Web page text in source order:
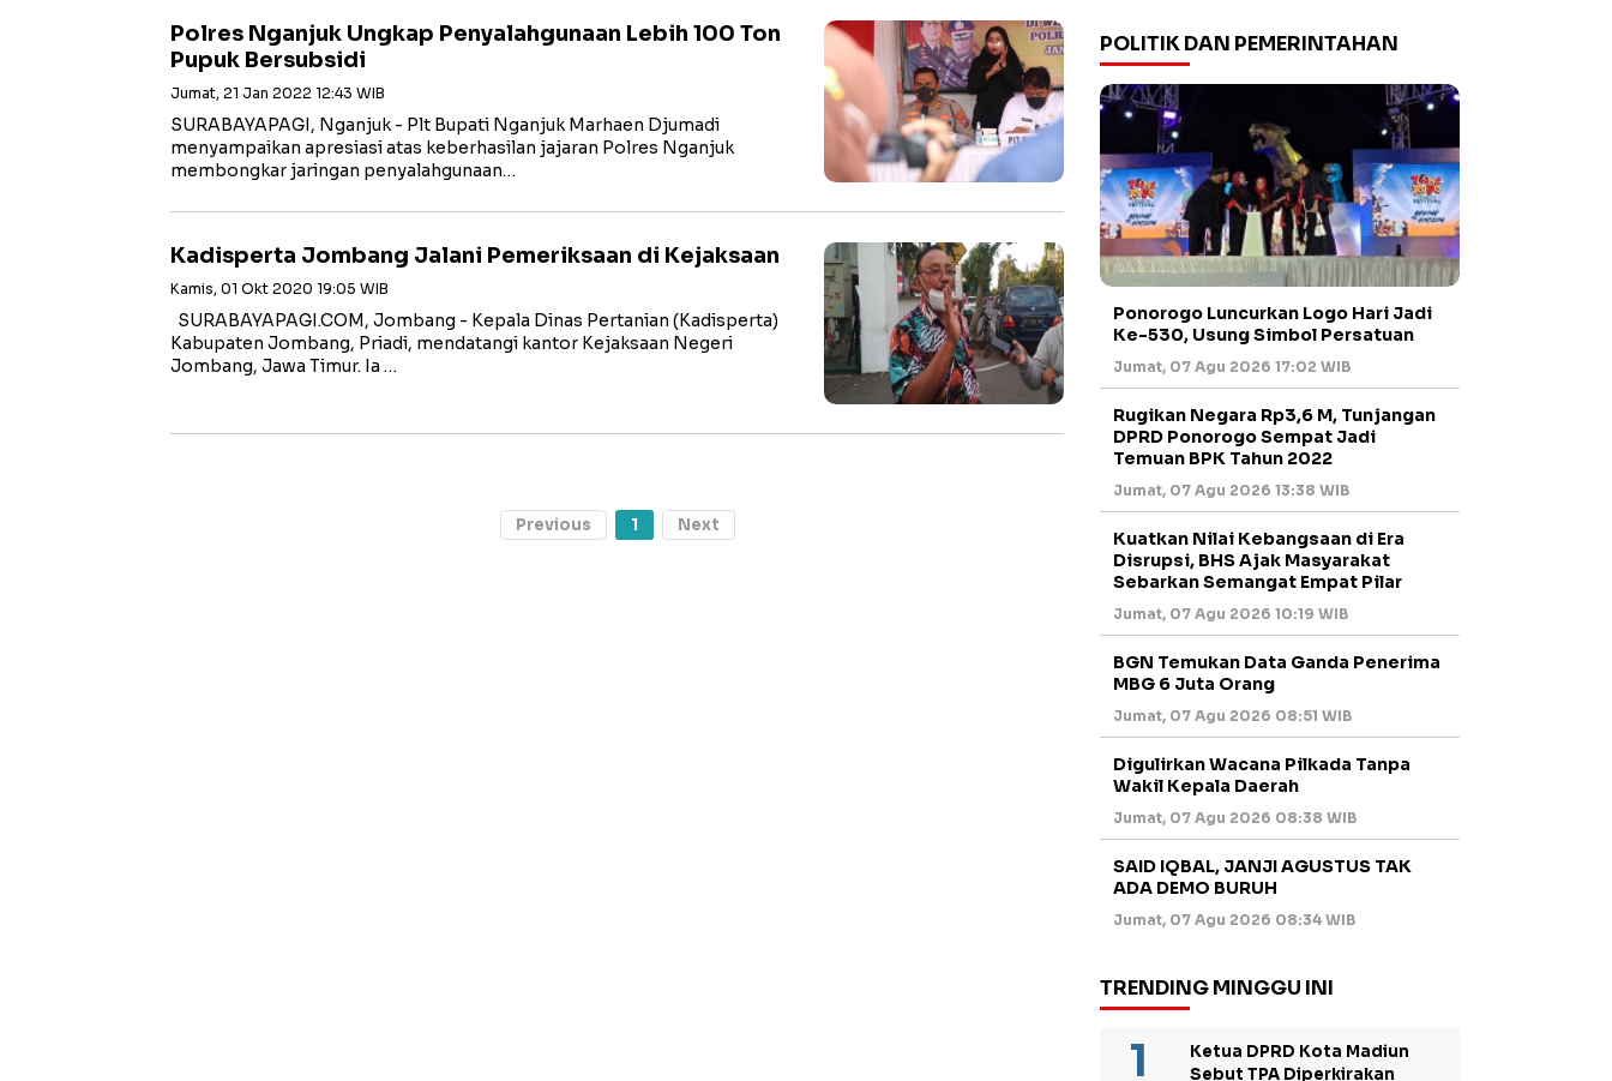
Polres Nganjuk Ungkap Penyalahgunaan Lebih 100 Ton
Pupuk Bersubsidi
Jumat, 21 Jan 2022 12:43 WIB
SURABAYAPAGI, Nganjuk - Plt Bupati Nganjuk Marhaen Djumadi
menyampaikan apresiasi atas keberhasilan jajaran Polres Nganjuk
membongkar jaringan penyalahgunaan…
Kadisperta Jombang Jalani Pemeriksaan di Kejaksaan
Kamis, 01 Okt 2020 19:05 WIB
SURABAYAPAGI.COM, Jombang - Kepala Dinas Pertanian (Kadisperta)
Kabupaten Jombang, Priadi, mendatangi kantor Kejaksaan Negeri
Jombang, Jawa Timur. Ia …
Previous 1 Next
POLITIK DAN PEMERINTAHAN
Ponorogo Luncurkan Logo Hari Jadi
Ke-530, Usung Simbol Persatuan
Jumat, 07 Agu 2026 17:02 WIB
Rugikan Negara Rp3,6 M, Tunjangan
DPRD Ponorogo Sempat Jadi
Temuan BPK Tahun 2022
Jumat, 07 Agu 2026 13:38 WIB
Kuatkan Nilai Kebangsaan di Era
Disrupsi, BHS Ajak Masyarakat
Sebarkan Semangat Empat Pilar
Jumat, 07 Agu 2026 10:19 WIB
BGN Temukan Data Ganda Penerima
MBG 6 Juta Orang
Jumat, 07 Agu 2026 08:51 WIB
Digulirkan Wacana Pilkada Tanpa
Wakil Kepala Daerah
Jumat, 07 Agu 2026 08:38 WIB
SAID IQBAL, JANJI AGUSTUS TAK
ADA DEMO BURUH
Jumat, 07 Agu 2026 08:34 WIB
TRENDING MINGGU INI
Ketua DPRD Kota Madiun
Sebut TPA Diperkirakan